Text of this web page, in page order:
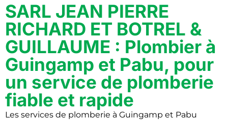
SARL JEAN PIERRE
RICHARD ET BOTREL &
GUILLAUME : Plombier à
Guingamp et Pabu, pour
un service de plomberie
fiable et rapide
Les services de plomberie à Guingamp et Pabu